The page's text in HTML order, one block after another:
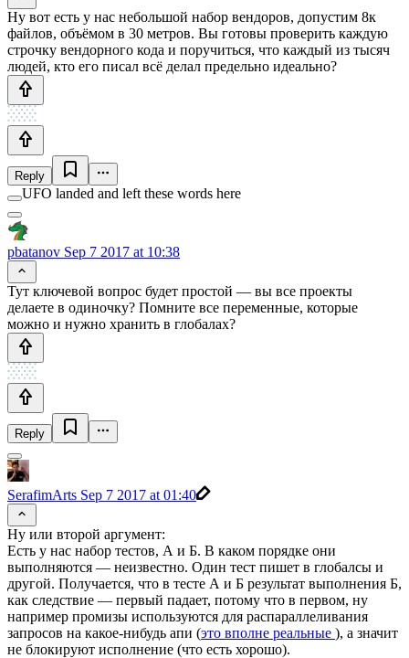
Ну вот есть у нас небольшой набор вендоров, допустим 8к
файлов, объёмом в 30 метров. Вы готовы проверить каждую
строчку вендорного кода и поручиться, что каждый из тысяч
людей, кто его писал всё делал предельно идеально?
Reply
UFO landed and left these words here
pbatanov Sep 7 2017 at 10:38
Тут ключевой вопрос будет простой — вы все проекты
делаете в одиночку? Помните все переменные, которые
можно и нужно хранить в глобалах?
Reply
SerafimArts Sep 7 2017 at 01:40
Ну или второй аргумент:
Есть у нас набор тестов, А и Б. В каком порядке они
выполняются — неизвестно. Один тест пишет в глобалсы и
другой. Получается, что в тесте А и Б результат выполнения Б,
как следствие — первый падает, потому что в первом, ну
например промизы используются для распараллеливания
запросов на какое-нибудь апи (это вполне реальные ), а значит
не блокируют исполнение (что есть хорошо).